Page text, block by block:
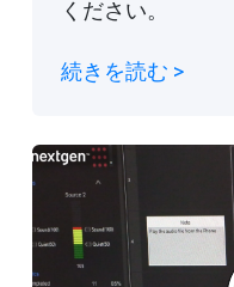
ください。
続きを読む >